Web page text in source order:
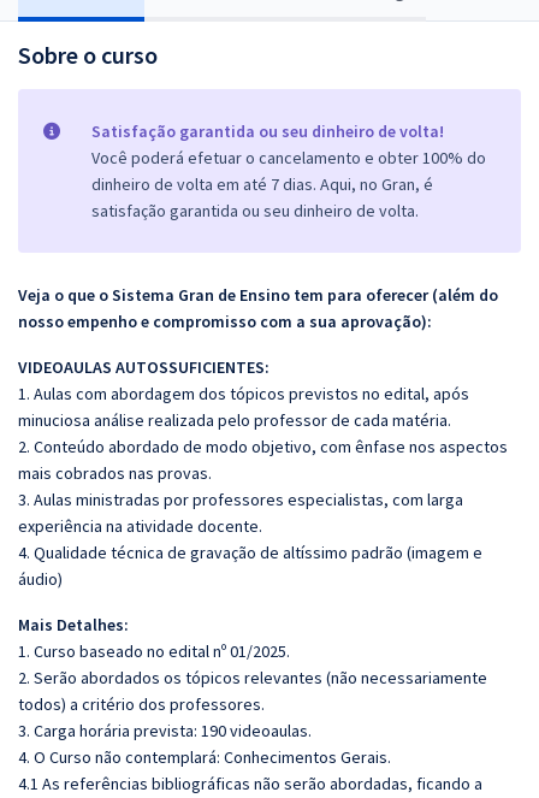
Sobre o curso
Satisfação garantida ou seu dinheiro de volta!
Você poderá efetuar o cancelamento e obter 100% do
dinheiro de volta em até 7 dias. Aqui, no Gran, é
satisfação garantida ou seu dinheiro de volta.
Veja o que o Sistema Gran de Ensino tem para oferecer (além do
nosso empenho e compromisso com a sua aprovação):
VIDEOAULAS AUTOSSUFICIENTES:
1. Aulas com abordagem dos tópicos previstos no edital, após
minuciosa análise realizada pelo professor de cada matéria.
2. Conteúdo abordado de modo objetivo, com ênfase nos aspectos
mais cobrados nas provas.
3. Aulas ministradas por professores especialistas, com larga
experiência na atividade docente.
4. Qualidade técnica de gravação de altíssimo padrão (imagem e
áudio)
Mais Detalhes:
1. Curso baseado no edital nº 01/2025.
2. Serão abordados os tópicos relevantes (não necessariamente
todos) a critério dos professores.
3. Carga horária prevista: 190 videoaulas.
4. O Curso não contemplará: Conhecimentos Gerais.
4.1 As referências bibliográficas não serão abordadas, ficando a